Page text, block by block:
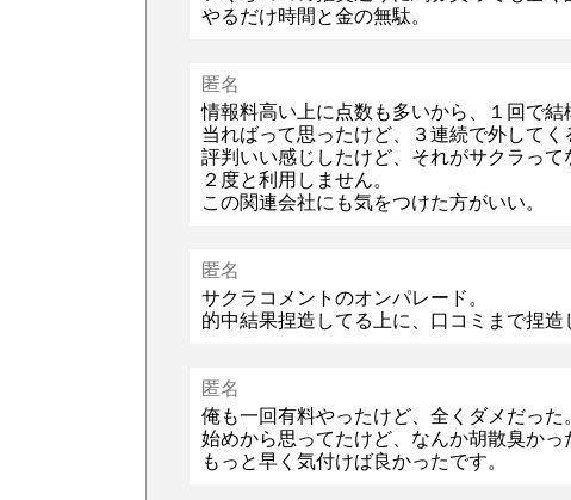
やるだけ時間と金の無駄。
匿名
情報料高い上に点数も多いから、１回で結
当ればって思ったけど、３連続で外してく
評判いい感じしたけど、それがサクラって
２度と利用しません。
この関連会社にも気をつけた方がいい。
匿名
サクラコメントのオンパレード。
的中結果捏造してる上に、口コミまで捏造
匿名
俺も一回有料やったけど、全くダメだった
始めから思ってたけど、なんか胡散臭かっ
もっと早く気付けば良かったです。